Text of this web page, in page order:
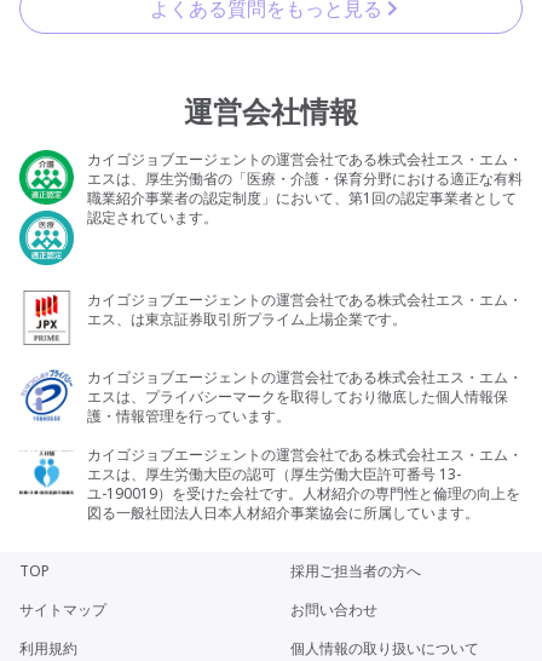
よくある質問をもっと見る
運営会社情報
カイゴジョブエージェントの運営会社である株式会社エス・エム・
エスは、厚生労働省の「医療・介護・保育分野における適正な有料
職業紹介事業者の認定制度」において、第1回の認定事業者として
認定されています。
カイゴジョブエージェントの運営会社である株式会社エス・エム・
エス、は東京証券取引所プライム上場企業です。
カイゴジョブエージェントの運営会社である株式会社エス・エム・
エスは、プライバシーマークを取得しており徹底した個人情報保
護・情報管理を行っています。
カイゴジョブエージェントの運営会社である株式会社エス・エム・
エスは、厚生労働大臣の認可（厚生労働大臣許可番号 13-
ユ-190019）を受けた会社です。人材紹介の専門性と倫理の向上を
図る一般社団法人日本人材紹介事業協会に所属しています。
TOP
採用ご担当者の方へ
サイトマップ
お問い合わせ
利用規約
個人情報の取り扱いについて